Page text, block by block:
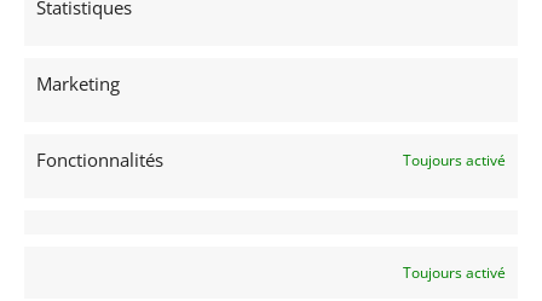
Statistiques
Marketing
Fonctionnalités Toujours activé
Toujours activé